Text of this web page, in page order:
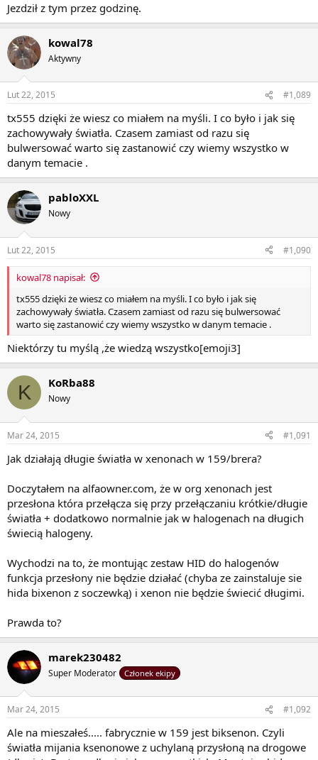
Jezdził z tym przez godzinę.
kowal78
Aktywny
Lut 22, 2015 #1,089
tx555 dzięki że wiesz co miałem na myśli. I co było i jak się
zachowywały światła. Czasem zamiast od razu się
bulwersować warto się zastanowić czy wiemy wszystko w
danym temacie .
pabloXXL
Nowy
Lut 22, 2015 #1,090
kowal78 napisał:
tx555 dzięki że wiesz co miałem na myśli. I co było i jak się
zachowywały światła. Czasem zamiast od razu się bulwersować
warto się zastanowić czy wiemy wszystko w danym temacie .
Niektórzy tu myślą ,że wiedzą wszystko[emoji3]
K KoRba88
Nowy
Mar 24, 2015 #1,091
Jak działają długie światła w xenonach w 159/brera?
Doczytałem na alfaowner.com, że w org xenonach jest
przesłona która przełącza się przy przełączaniu krótkie/długie
światła + dodatkowo normalnie jak w halogenach na długich
świecią halogeny.
Wychodzi na to, że montując zestaw HID do halogenów
funkcja przesłony nie będzie działać (chyba ze zainstaluje sie
hida bixenon z soczewką) i xenon nie będzie świecić długimi.
Prawda to?
marek230482
Super Moderator Członek ekipy
Mar 24, 2015 #1,092
Ale na mieszałeś..... fabrycznie w 159 jest biksenon. Czyli
światła mijania ksenonowe z uchylaną przysłoną na drogowe